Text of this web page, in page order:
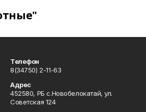
Телефон
8(34750) 2-11-63
Адрес
452580, РБ с.Новобелокатай, ул.
Советская 124